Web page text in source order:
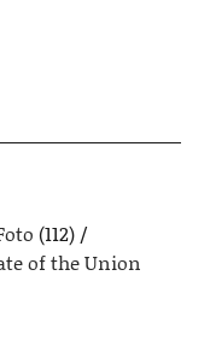
(112)
of the Union